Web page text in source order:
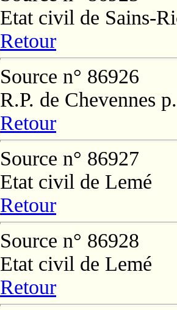
Etat civil de Sains-
Retour
Source n° 86926
R.P. de Chevennes
Retour
Source n° 86927
Etat civil de Lemé
Retour
Source n° 86928
Etat civil de Lemé
Retour